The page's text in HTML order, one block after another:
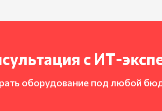
с ИТ-
оборудование под любой